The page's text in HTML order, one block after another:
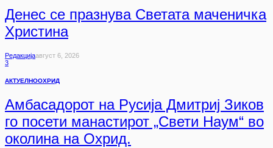
Денес се празнува Светата маченичка
Христина
РедакцијаАвгуст 6, 2026
3
АКТУЕЛНООХРИД
Амбасадорот на Русија Дмитриј Зиков
го посети манастирот „Свети Наум“ во
околина на Охрид.